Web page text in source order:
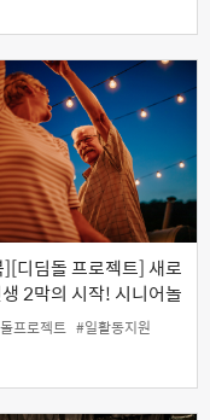
생설계사업 #일활동지원사업
디딤돌 프로젝트] 새로
2막의 시작! 시니어놀
사 양성과정
프로젝트 #일활동지원